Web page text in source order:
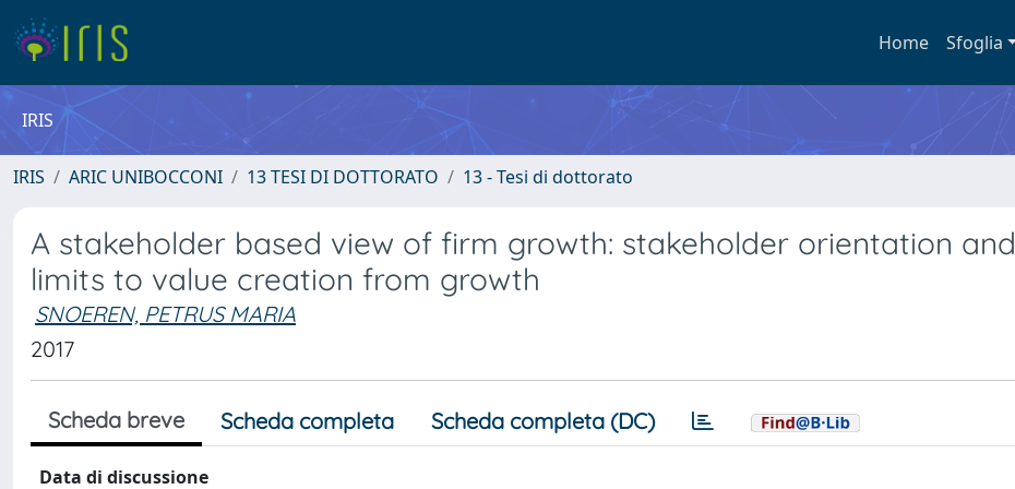
Home Sfoglia
IRIS
IRIS ARIC UNIBOCCONI 13 TESI DI DOTTORATO 13 - Tesi di dottorato
A stakeholder based view of firm growth: stakeholder orientation and
limits to value creation from growth
SNOEREN, PETRUS MARIA
2017
Scheda breve Scheda completa Scheda completa (DC)
Data di discussione